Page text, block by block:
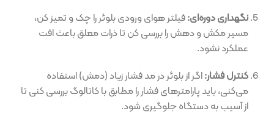
نگهداری دوره‌ای:فیلتر هوای ورودی بلوئر را چک و تمیز کن،
مسیر مکش و دهش را بررسی کن تا ذرات معلق باعث افت
عملکرد نشود.
کنترل فشار:اگر از بلوئر در مد فشار زیاد (دمش) استفاده
می‌کنی، باید پارامترهای فشار را مطابق با کاتالوگ بررسی کنی تا
از آسیب به دستگاه جلوگیری شود.